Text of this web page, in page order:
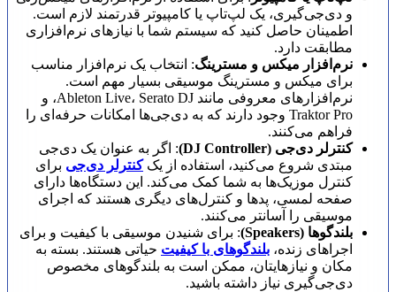
و دی‌جی‌گیری، یک لپ‌تاپ یا کامپیوتر قدرتمند لازم است.
اطمینان حاصل کنید که سیستم شما با نیازهای نرم‌افزاری
مطابقت دارد.
نرم‌افزار میکس و مسترینگ: انتخاب یک نرم‌افزار مناسب
برای میکس و مسترینگ موسیقی بسیار مهم است.
نرم‌افزارهای معروفی مانند Ableton Live، Serato DJ، و
Traktor Pro وجود دارند که به دی‌جی‌ها امکانات حرفه‌ای را
فراهم می‌کنند.
کنترلر دی‌جی (DJ Controller)
: اگر به عنوان یک دی‌جی
مبتدی شروع می‌کنید، استفاده از یککنترلر دی‌جی برای
کنترل موزیک‌ها به شما کمک می‌کند. این دستگاه‌ها دارای
صفحه لمسی، پدها و کنترل‌های دیگری هستند که اجرای
موسیقی را آسانتر می‌کنند.
بلندگوها (Speakers)
: برای شنیدن موسیقی با کیفیت و برای
اجراهای زنده، بلندگوهای با کیفیت حیاتی هستند. بسته به
مکان و نیازهایتان، ممکن است به بلندگوهای مخصوص
دی‌جی‌گیری نیاز داشته باشید.